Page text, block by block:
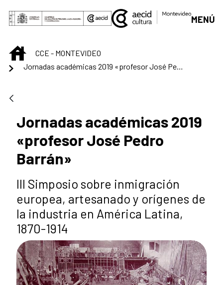
Saltar al contenido principal
MENÚ
INICIOCCE - MONTEVIDEO
Jornadas académicas 2019 «profesor José Pedro Barrán»
Jornadas académicas 2019
«profesor José Pedro
Barrán»
III Simposio sobre inmigración
europea, artesanado y orígenes de
la industria en América Latina,
1870-1914